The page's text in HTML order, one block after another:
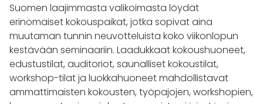
Suomen laajimmasta valikoimasta löydät
erinomaiset kokouspaikat, jotka sopivat aina
muutaman tunnin neuvotteluista koko viikonlopun
kestävään seminaariin. Laadukkaat kokoushuoneet,
edustustilat, auditoriot, saunalliset kokoustilat,
workshop-tilat ja luokkahuoneet mahdollistavat
ammattimaisten kokousten, työpajojen, workshopien,